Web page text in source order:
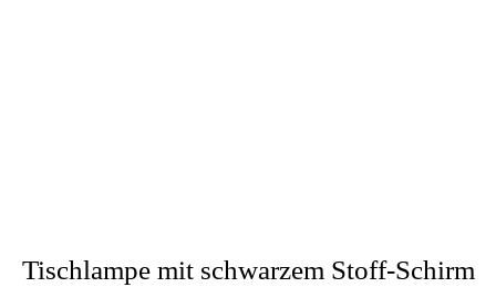
Tischlampe mit schwarzem Stoff-Schirm